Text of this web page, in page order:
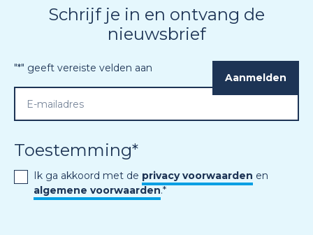
Schrijf je in en ontvang de
nieuwsbrief
"*" geeft vereiste velden aan
Toestemming*
Ik ga akkoord met de privacy voorwaarden en
algemene voorwaarden.*